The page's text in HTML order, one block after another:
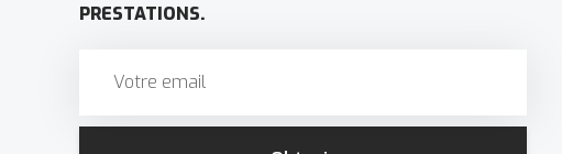
PRESTATIONS.